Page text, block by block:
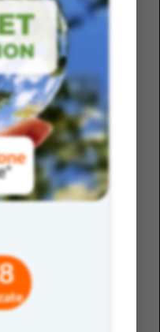
basta semplicemente
dare significato,
il valore e la
un’attività prova a
pensi che questo